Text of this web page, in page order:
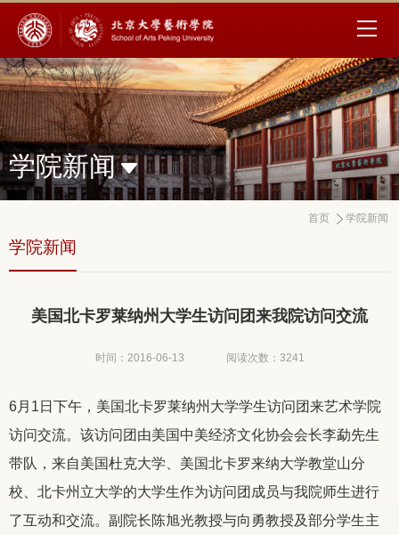
学院新闻
首页 学院新闻
学院新闻
美国北卡罗莱纳州大学生访问团来我院访问交流
时间：2016-06-13 阅读次数： 3241
6月 1 日下午，美国北卡罗莱纳州大学学生访问团来艺术学院
访问交流。该访问团由美国中美经济文化协会会长李勐先生
带队，来自美国杜克大学、美国北卡罗来纳大学教堂山分
校、北卡州立大学的大学生作为访问团成员与我院师生进行
了互动和交流。副院长陈旭光教授与向勇教授及部分学生主